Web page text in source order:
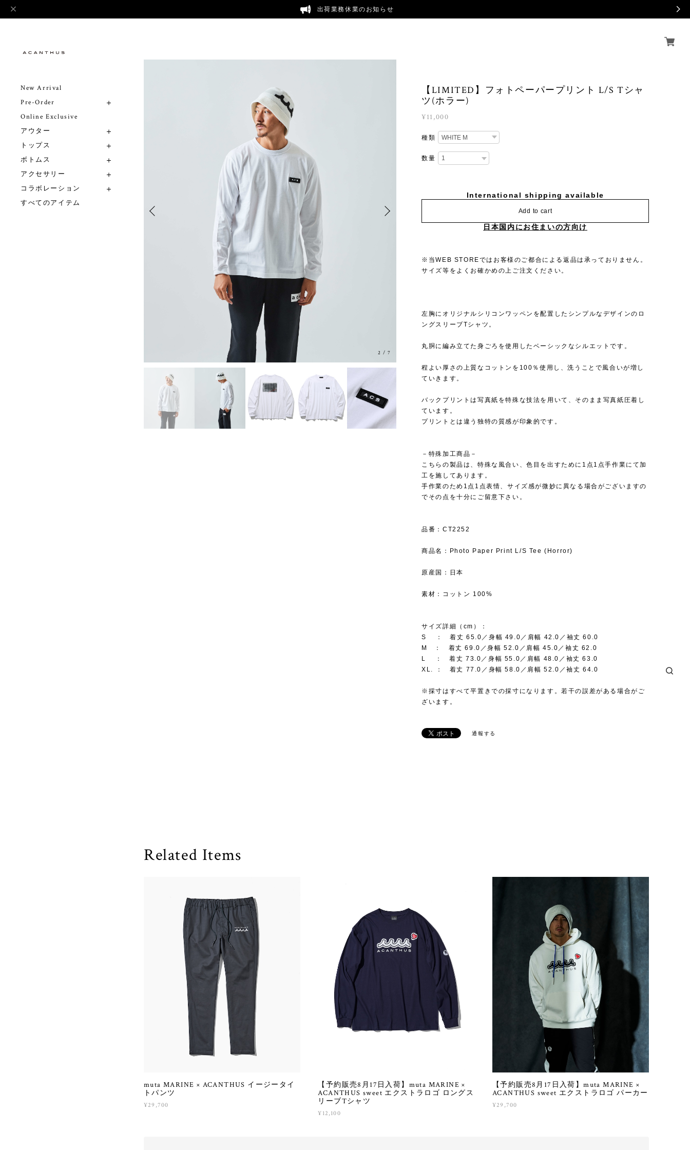
出荷業務休業のお知らせ
New Arrival
Pre-Order
Online Exclusive
アウター
トップス
ボトムス
アクセサリー
コラボレーション
すべてのアイテム
2 /7
【LIMITED】フォトペーパープリント L/S Tシャ
ツ(ホラー)
¥11,000
種類
数量
International shipping available
Add to cart
日本国内にお住まいの方向け
※当WEB STOREではお客様のご都合による返品は承っておりません。
サイズ等をよくお確かめの上ご注文ください。
左胸にオリジナルシリコンワッペンを配置したシンプルなデザインのロ
ングスリーブTシャツ。
丸胴に編み立てた身ごろを使用したベーシックなシルエットです。
程よい厚さの上質なコットンを100％使用し、洗うことで風合いが増し
ていきます。
バックプリントは写真紙を特殊な技法を用いて、そのまま写真紙圧着し
ています。
プリントとは違う独特の質感が印象的です。
－特殊加工商品－
こちらの製品は、特殊な風合い、色目を出すために1点1点手作業にて加
工を施してあります。
手作業のため1点1点表情、サイズ感が微妙に異なる場合がございますの
でその点を十分にご留意下さい。
品番：CT2252
商品名：Photo Paper Print L/S Tee (Horror)
原産国：日本
素材：コットン 100%
サイズ詳細（cm）：
S ： 着丈 65.0／身幅 49.0／肩幅 42.0／袖丈 60.0
M ： 着丈 69.0／身幅 52.0／肩幅 45.0／袖丈 62.0
L ： 着丈 73.0／身幅 55.0／肩幅 48.0／袖丈 63.0
XL. ： 着丈 77.0／身幅 58.0／肩幅 52.0／袖丈 64.0
※採寸はすべて平置きでの採寸になります。若干の誤差がある場合がご
ざいます。
通報する
Related Items
muta MARINE × ACANTHUS イージータイ
トパンツ
¥29,700
【予約販売8月17日入荷】muta MARINE ×
ACANTHUS sweet エクストラロゴ ロングス
リーブTシャツ
¥12,100
【予約販売8月17日入荷】muta MARINE ×
ACANTHUS sweet エクストラロゴ パーカー
¥29,700